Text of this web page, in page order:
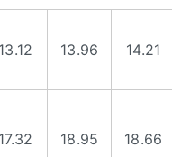
13.12 13.96 14.21
17.32 18.95 18.66